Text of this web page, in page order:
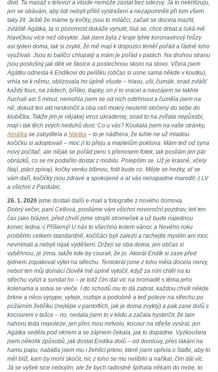
divit. Ta masáž v televizi a všude nemůže zůstat bez odezvy. Já to nekritizuju,
jen se obávám, aby lidi nebyli příliš vystrašení a nezapomněli při tom všem
taky žít. Ještě že máme ty kočky, jsou to miláčci, začali se docela mazlit,
zvláště Agátka, ta si pozornost dokáže vynutit, lísá se, chce drbat a ťuká mě
hlavičkou více než obvykle. Jak jsem byla z kraje tyhle koronavirový hrůzy
asi týden doma, tak si zvykli, že mě mají k dispozici téměř pořád a řádně toho
využívali. Jsou to balíčci chlupatý a mám je pořád v patách. Na druhou stranu
jsou poslušný jak děti ve školce a poslechnou skoro na slovo. Včera jsem
Agátku odnesla k Endíkovi do pelíšku (občas si usne sama někde v koutku),
vrhla se k němu, oblizovala ho úplně všude – hlavu, uši, čumák, snad zvlášť
každý fous, na zádech, bříško, tlapky, on jí to vracel a navzájem se takhle
ňuchali asi 5 minut, nemohla jsem se od nich odtrhnout a čuměla jsem na
ně, dokud ten akt neskončil a oba celí mokrý neulehli stočený do sebe do
klubíčka. Takže jim je nějakej virus ukradenej, snad to na zvířata nepůsobí,
mají i tak těch svých neduhů dost. Co u vás? Koukala jsem na vaše stránky,
Amálka se zabydlela a Nikitka – to je nádhera, že tuhle ne už mladou
kočičku si adoptovali – moc jí to přeju a majitelům poklona. Mám teď od syna
nový počítač, ale nějak se pořád peru s přenosem fotek, tak posílám jen pár
obrázků, co se mi podařilo dostat z mobilu. Polepším se. Už je krásně, včely
lítají, ptáci zpívají, kočky venku blbnou, fotit bude co. Mějte se hezky, ať se
vám daří, kočičky jsou zdravé a spokojené a ať vás nenapadne marodit:-) LV
a všichni z Pardubic
26. 1. 2020 jsme dostali další e-mail a fotografie z nového domova.
Dobrý večer, paní Cetlová, posíláme vám všichni novoroční pozdrav, letí ten
čas jako blázen, před chvílí jsme strojili stromeček a už bude najednou
konec ledna:-( Příšerný! U nás to všechno kolem vánoc a Nového roku
proběhlo celkem standardně, kočičáci byli zalezlí a rachejtle myslím ani moc
nevnímali a nebyli nijak vyděšení. Držejí se oba doma, jen občas si
vyběhnou, je zima, takže kde by courali, že jo. Akorát Endík si zase před
týdnem zopakoval výlet na střechu. Tentokrát jsme z toho měla docela nervy,
neboť ten můj domácí člověk mě úplně vytočil, když za ním chtěl na tu
střechu vylízt a sundat ho – je totiž čím dál víc na hromadě s těma jeho
kolenama a sotva se vleče. I do schodů mu to dá zabrat, každou chvíli někde
brkne a něco vysype, vyleje, rozbije a podobně a teď poleze na střechu po
požárním žebříku (nejlépe v pantoflích, jak je doma zvyklý) a pak zase dolů s
kocourem v tašce – no, nedala jsem to v klidu a začala hysterčit, že tam
nahoru teda nepoleze, jen přes mou mrtvolu, kocour na střeše vysíral, jen
Agátka seděla pod oknem a se zájmem čekala, jak to dopadne. Vyzkoušela
jsem několik způsobů, jak dostat Endíka dolů – od domluvy, přes lákání na
hamu papu, nabídla jsem mu i žehlící prkno, které jsem opřela o štafle, aby to
měl blíž, kam by mohl skočit, nic z toho se mu nelíbilo a naříkal, čím dál víc.
Já se výšek sice nebojím, ale že bych radostně šplhala někam do nebe, to